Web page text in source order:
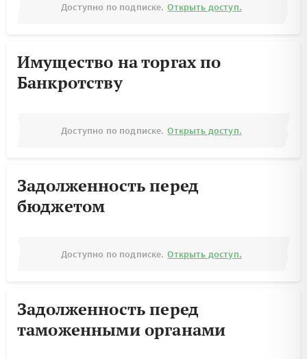
Доступно по подписке. Открыть доступ.
Имущество на торгах по
Банкротству
Доступно по подписке. Открыть доступ.
Задолженность перед
бюджетом
Доступно по подписке. Открыть доступ.
Задолженность перед
таможенными органами